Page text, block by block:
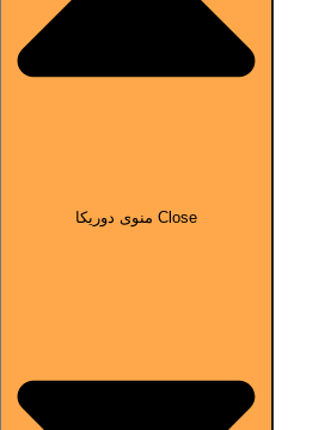
Close منوی دوریکا